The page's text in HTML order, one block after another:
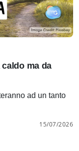
ma da
ad un tanto
15/07/2026